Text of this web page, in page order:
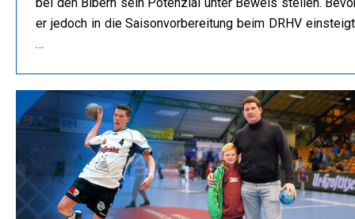
bei den Bibern sein Potenzial unter Beweis stellen.
er jedoch in die Saisonvorbereitung beim DRHV
…